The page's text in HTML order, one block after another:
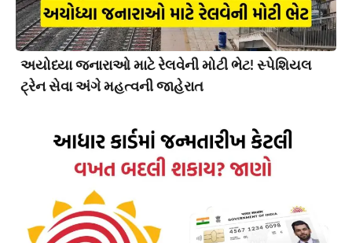
અયોધ્યા જનારાઓ માટે રેલવેની મોટી ભેટ! સ્પેશિયલ
ટ્રેન સેવા અંગે મહત્વની જાહેરાત